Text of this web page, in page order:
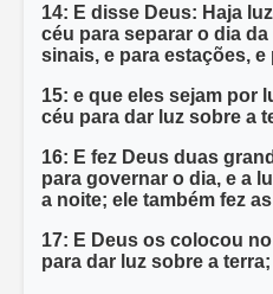
14: E disse Deus: Haja
céu para separar o dia
sinais, e para estações, e
15: e que eles sejam por
céu para dar luz sobre a
16: E fez Deus duas
para governar o dia, e a
a noite; ele também fez
17: E Deus os colocou
para dar luz sobre a terra;